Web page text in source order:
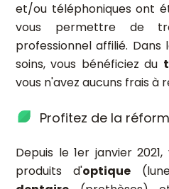
et/ou téléphoniques ont
vous permettre de
professionnel affilié. Dans
soins, vous bénéficiez du
vous n'avez aucuns frais à
Profitez de la
Depuis le 1er janvier
produits d'optique